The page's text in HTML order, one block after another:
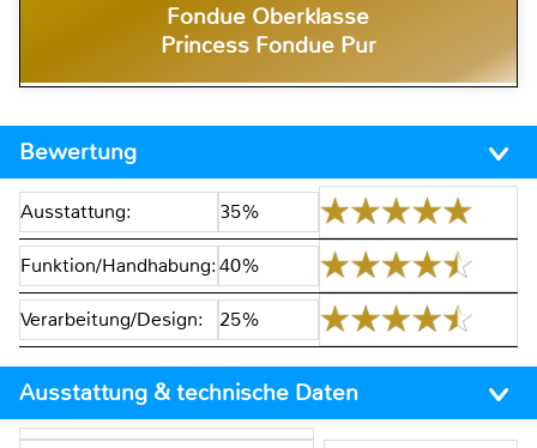
Fondue Oberklasse
Princess Fondue Pur
Bewertung
Ausstattung: 35%
Funktion/Handhabung: 40%
Verarbeitung/Design: 25%
Ausstattung & technische Daten